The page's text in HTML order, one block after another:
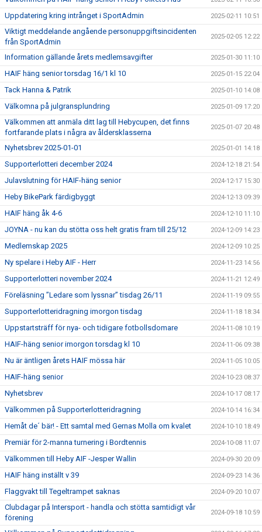
Uppdatering kring intrånget i SportAdmin 2025-02-11 10:51
Viktigt meddelande angående personuppgiftsincidenten
från SportAdmin
2025-02-05 12:22
Information gällande årets medlemsavgifter 2025-01-30 11:10
HAIF häng senior torsdag 16/1 kl 10 2025-01-15 22:04
Tack Hanna & Patrik 2025-01-10 14:08
Välkomna på julgransplundring 2025-01-09 17:20
Välkommen att anmäla ditt lag till Hebycupen, det finns
fortfarande plats i några av åldersklasserna
2025-01-07 20:48
Nyhetsbrev 2025-01-01 2025-01-01 14:18
Supporterlotteri december 2024 2024-12-18 21:54
Julavslutning för HAIF-häng senior 2024-12-17 15:30
Heby BikePark färdigbyggt 2024-12-13 09:39
HAIF häng åk 4-6 2024-12-10 11:10
JOYNA - nu kan du stötta oss helt gratis fram till 25/12 2024-12-09 14:23
Medlemskap 2025 2024-12-09 10:25
Ny spelare i Heby AIF - Herr 2024-11-23 14:56
Supporterlotteri november 2024 2024-11-21 12:49
Föreläsning ”Ledare som lyssnar” tisdag 26/11 2024-11-19 09:55
Supporterlotteridragning imorgon tisdag 2024-11-18 18:34
Uppstartsträff för nya- och tidigare fotbollsdomare 2024-11-08 10:19
HAIF-häng senior imorgon torsdag kl 10 2024-11-06 09:38
Nu är äntligen årets HAIF mössa här 2024-11-05 10:05
HAIF-häng senior 2024-10-23 08:37
Nyhetsbrev 2024-10-17 08:17
Välkommen på Supporterlotteridragning 2024-10-14 16:34
Hemåt de´ bär! - Ett samtal med Gernas Molla om kvalet 2024-10-10 18:49
Premiär för 2-manna turnering i Bordtennis 2024-10-08 11:07
Välkommen till Heby AIF -Jesper Wallin 2024-09-30 20:09
HAIF häng inställt v 39 2024-09-23 14:36
Flaggvakt till Tegeltrampet saknas 2024-09-20 10:07
Clubdagar på Intersport - handla och stötta samtidigt vår
förening
2024-09-18 10:59